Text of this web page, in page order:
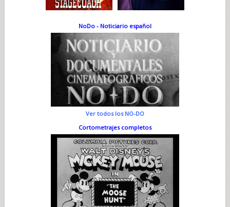
NoDo - Noticiario español
Ver todos los NO-DO
Cortometrajes completos